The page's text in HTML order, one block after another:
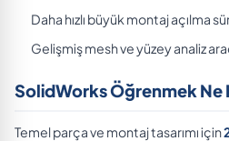
Daha hızlı büyük montaj açılma
Gelişmiş mesh ve yüzey analiz
SolidWorks Öğrenmek Ne
Temel parça ve montaj tasarımı için